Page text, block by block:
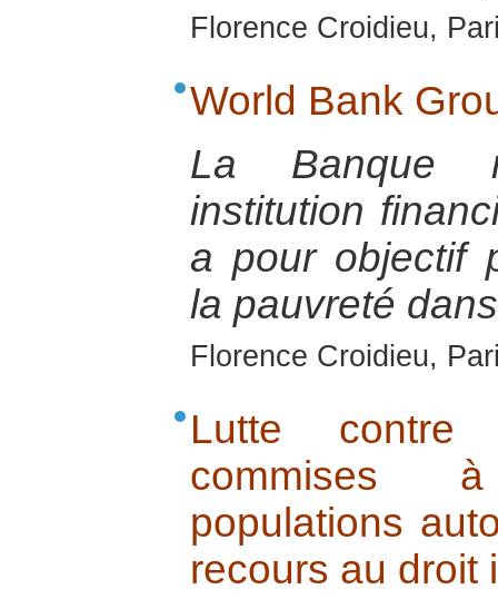
Florence Croidieu,
World Bank
La Banque
institution
a pour objectif
la pauvreté
Florence Croidieu,
Lutte contre
commises
populations
recours au droit